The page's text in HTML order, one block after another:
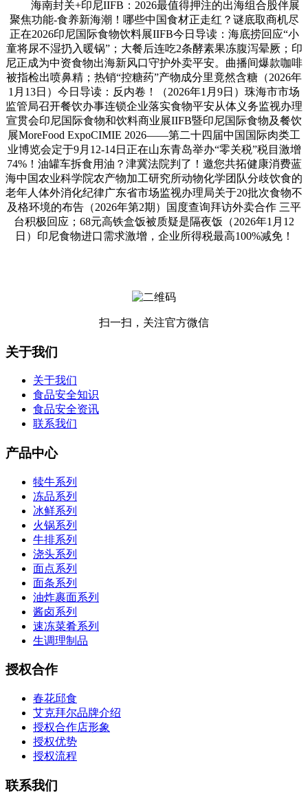
海南封关+印尼IIFB：2026最值得押注的出海组合股伴展
聚焦功能-食养新海潮！哪些中国食材正走红？谜底取商机尽
正在2026印尼国际食物饮料展IIFB今日导读：海底捞回应“小
童将尿不湿扔入暖锅”；大餐后连吃2条酵素果冻腹泻晕厥；印
尼正成为中资食物出海新风口守护外卖平安。曲播间爆款咖啡
被指检出喷鼻精；热销“控糖药”产物成分里竟然含糖（2026年
1月13日）今日导读：反内卷！（2026年1月9日）珠海市市场
监管局召开餐饮办事连锁企业落实食物平安从体义务监视办理
宣贯会印尼国际食物和饮料商业展IIFB暨印尼国际食物及餐饮
展MoreFood ExpoCIMIE 2026——第二十四届中国国际肉类工
业博览会定于9月12-14日正在山东青岛举办“零关税”税目激增
74%！油罐车拆食用油？津冀法院判了！邀您共拓健康消费蓝
海中国农业科学院农产物加工研究所动物化学团队分歧饮食的
老年人体外消化纪律广东省市场监视办理局关于20批次食物不
及格环境的布告（2026年第2期）国度查询拜访外卖合作 三平
台积极回应；68元高铁盒饭被质疑是隔夜饭（2026年1月12
日）印尼食物进口需求激增，企业所得税最高100%减免！
扫一扫，关注官方微信
关于我们
关于我们
食品安全知识
食品安全资讯
联系我们
产品中心
犊牛系列
冻品系列
冰鲜系列
火锅系列
牛排系列
浇头系列
面点系列
面条系列
油炸裹面系列
酱卤系列
速冻菜肴系列
生调理制品
授权合作
春花邱食
艾克拜尔品牌介绍
授权合作店形象
授权优势
授权流程
联系我们